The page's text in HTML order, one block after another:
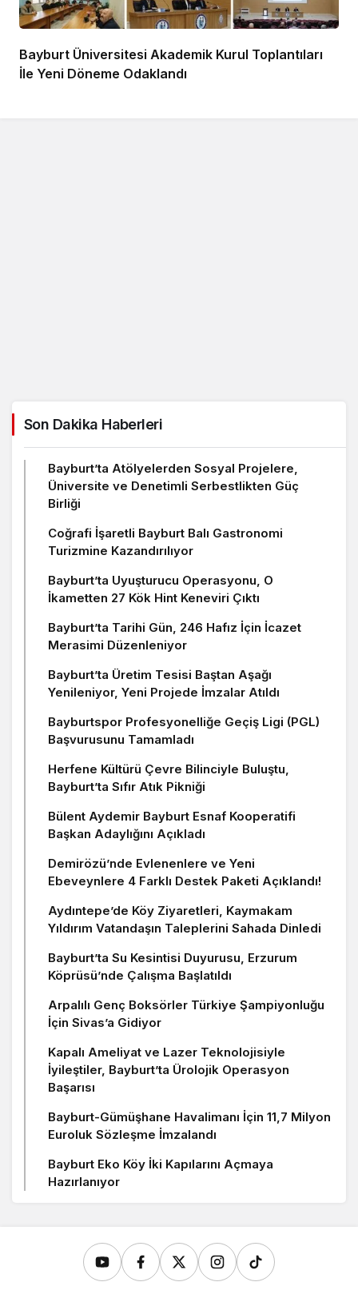
Bayburt Üniversitesi Akademik Kurul Toplantıları
İle Yeni Döneme Odaklandı
Son Dakika Haberleri
Bayburt’ta Atölyelerden Sosyal Projelere,
Üniversite ve Denetimli Serbestlikten Güç
Birliği
Coğrafi İşaretli Bayburt Balı Gastronomi
Turizmine Kazandırılıyor
Bayburt’ta Uyuşturucu Operasyonu, O
İkametten 27 Kök Hint Keneviri Çıktı
Bayburt’ta Tarihi Gün, 246 Hafız İçin İcazet
Merasimi Düzenleniyor
Bayburt’ta Üretim Tesisi Baştan Aşağı
Yenileniyor, Yeni Projede İmzalar Atıldı
Bayburtspor Profesyonelliğe Geçiş Ligi (PGL)
Başvurusunu Tamamladı
Herfene Kültürü Çevre Bilinciyle Buluştu,
Bayburt’ta Sıfır Atık Pikniği
Bülent Aydemir Bayburt Esnaf Kooperatifi
Başkan Adaylığını Açıkladı
Demirözü’nde Evlenenlere ve Yeni
Ebeveynlere 4 Farklı Destek Paketi Açıklandı!
Aydıntepe’de Köy Ziyaretleri, Kaymakam
Yıldırım Vatandaşın Taleplerini Sahada Dinledi
Bayburt’ta Su Kesintisi Duyurusu, Erzurum
Köprüsü’nde Çalışma Başlatıldı
Arpalılı Genç Boksörler Türkiye Şampiyonluğu
İçin Sivas’a Gidiyor
Kapalı Ameliyat ve Lazer Teknolojisiyle
İyileştiler, Bayburt’ta Ürolojik Operasyon
Başarısı
Bayburt-Gümüşhane Havalimanı İçin 11,7 Milyon
Euroluk Sözleşme İmzalandı
Bayburt Eko Köy İki Kapılarını Açmaya
Hazırlanıyor